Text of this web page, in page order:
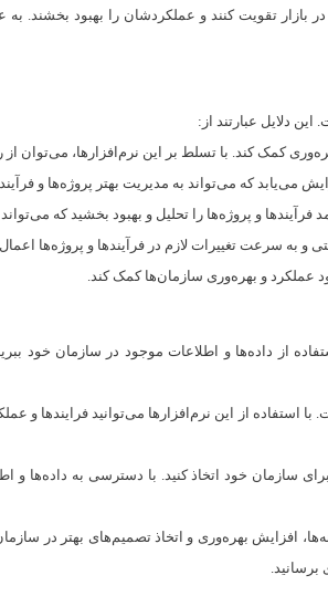
بازار تقویت کنند و عملکردشان را بهبود بخشند.
دلایل عبارتند از:
کمک کند. با تسلط بر این نرم‌افزارها، می‌توان
می‌یابد که می‌تواند به مدیریت بهتر پروژه‌ها و
و پروژه‌ها را تحلیل و بهبود بخشید که
به سرعت تغییرات لازم در فرآیندها و پروژه‌ها اعمال
عملکرد و بهره‌وری سازمان‌ها کمک کند.
از داده‌ها و اطلاعات موجود در سازمان خود
از این نرم‌افزارها می‌توانید فرایندها و
سازمان خود اتخاذ کنید. با دسترسی به داده‌ها
افزایش بهره‌وری و اتخاذ تصمیم‌های بهتر در